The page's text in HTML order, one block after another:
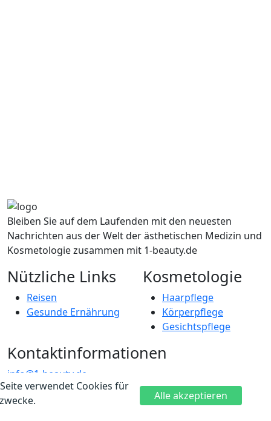
Bleiben Sie auf dem Laufenden mit den neuesten
Nachrichten aus der Welt der ästhetischen Medizin und
Kosmetologie zusammen mit 1-beauty.de
Nützliche Links
Reisen
Gesunde Ernährung
Kosmetologie
Haarpflege
Körperpflege
Gesichtspflege
Kontaktinformationen
info@1-beauty.de
Voltairestraße 3a, 10179 Berlin
© 2022 Alle Rechte vorbehalten https://1-beauty.de
verwendet Cookies für
Alle akzeptieren